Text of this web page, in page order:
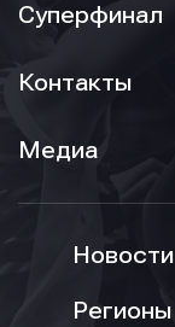
Суперфинал
Контакты
Медиа
Новости
Регионы